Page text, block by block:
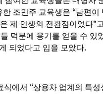
조민주 교육생은 “남편
제 인생의 전환점이었다”
덕분에 용기를 얻을 수 있
되었다고 입을 모았다.
에서 “상용차 업계의 특